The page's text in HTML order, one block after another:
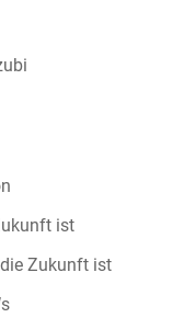
ist
Zukunft ist